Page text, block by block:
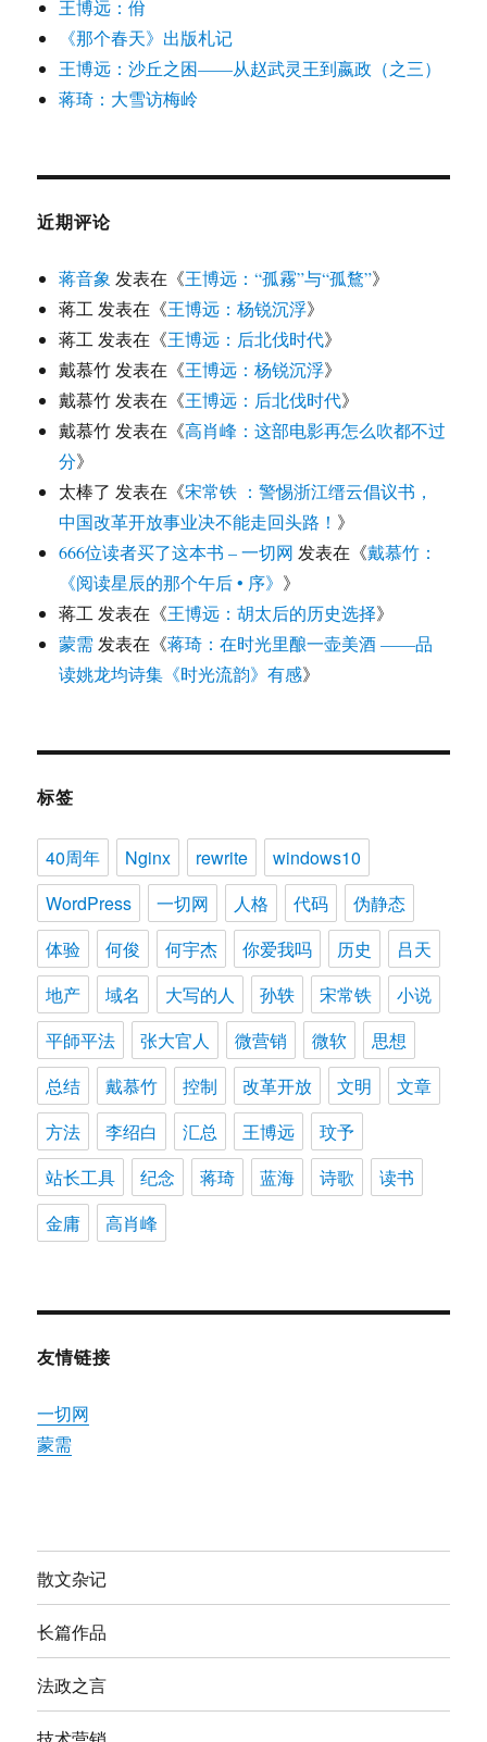
王博远：佾
《那个春天》出版札记
王博远：沙丘之困——从赵武灵王到嬴政（之三）
蒋琦：大雪访梅岭
近期评论
蒋音象 发表在《王博远：“孤霧”与“孤鶩”》
蒋工发表在《王博远：杨锐沉浮》
蒋工发表在《王博远：后北伐时代》
戴慕竹发表在《王博远：杨锐沉浮》
戴慕竹发表在《王博远：后北伐时代》
戴慕竹发表在《高肖峰：这部电影再怎么吹都不过
分》
太棒了 发表在《宋常铁 ：警惕浙江缙云倡议书，
中国改革开放事业决不能走回头路！ 》
666位读者买了这本书 – 一切网 发表在《戴慕竹：
《阅读星辰的那个午后 • 序》 》
蒋工发表在《王博远：胡太后的历史选择》
蒙需发表在《蒋琦：在时光里酿一壶美酒 ——品
读姚龙均诗集《时光流韵》有感》
标签
40周年 Nginx rewrite
windows10
WordPress
一切网 人格 代码
伪静态
体验
何俊 何宇杰 你爱我吗 历史
吕天
地产
域名 大写的人 孙轶 宋常铁
小说
平師平法
张大官人 微营销 微软
思想
总结
戴慕竹 控制 改革开放 文明
文章
方法
李绍白 汇总 王博远
玟予
站长工具
纪念 蒋琦 蓝海 诗歌
读书
金庸
高肖峰
友情链接
一切网
蒙需
散文杂记
长篇作品
法政之言